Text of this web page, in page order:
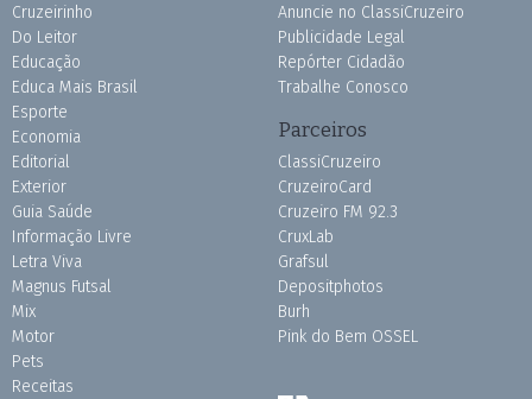
Cruzeirinho
Do Leitor
Educação
Educa Mais Brasil
Esporte
Economia
Editorial
Exterior
Guia Saúde
Informação Livre
Letra Viva
Magnus Futsal
Mix
Motor
Pets
Receitas
Anuncie no ClassiCruzeiro
Publicidade Legal
Repórter Cidadão
Trabalhe Conosco
Parceiros
ClassiCruzeiro
CruzeiroCard
Cruzeiro FM 92.3
CruxLab
Grafsul
Depositphotos
Burh
Pink do Bem OSSEL